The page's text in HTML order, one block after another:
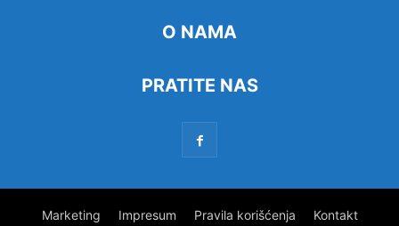
O NAMA
PRATITE NAS
Marketing Impresum Pravila korišćenja Kontakt